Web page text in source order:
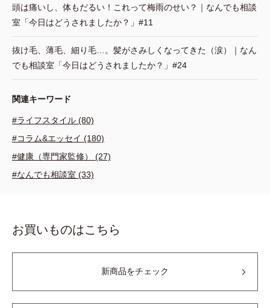
頭は痛いし、体もだるい！これって梅雨のせい？｜なんでも相談
室「今日はどうされましたか？」#11
抜け毛、薄毛、細り毛…。髪がさみしくなってきた（涙）｜なん
でも相談室「今日はどうされましたか？」#24
関連キーワード
#ライフスタイル (80)
#コラム&エッセイ (180)
#健康（専門家監修） (27)
#なんでも相談室 (33)
お買いものはこちら
新商品をチェック